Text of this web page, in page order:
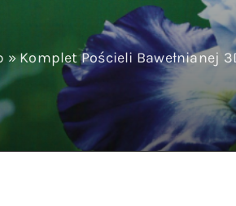
»Komplet Pościeli Bawełnianej